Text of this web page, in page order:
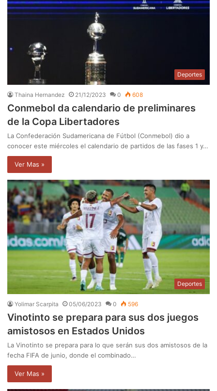
Deportes
Thaina Hernandez 21/12/2023 0 608
Conmebol da calendario de preliminares
de la Copa Libertadores
La Confederación Sudamericana de Fútbol (Conmebol) dio a
conocer este miércoles el calendario de partidos de las fases 1 y…
Ver Mas »
Deportes
Yolimar Scarpita 05/06/2023 0 596
Vinotinto se prepara para sus dos juegos
amistosos en Estados Unidos
La Vinotinto se prepara para lo que serán sus dos amistosos de la
fecha FIFA de junio, donde el combinado…
Ver Mas »